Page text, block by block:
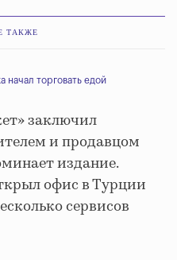
ТАКЖЕ
начал торговать едой
заключил
и продавцом
издание.
офис в Турции
сервисов